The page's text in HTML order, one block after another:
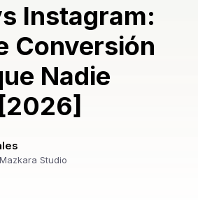
Instagram:
Conversión
Nadie
Studio